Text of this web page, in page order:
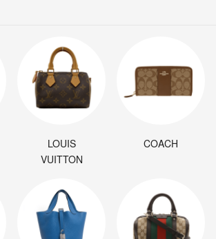
LOUIS
VUITTON
COACH